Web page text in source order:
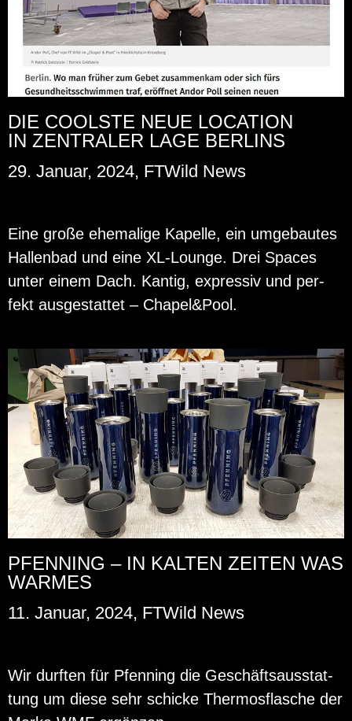
DIE COOLSTE NEUE LOCATION
IN ZENTRALER LAGE BERLINS
29. Januar, 2024, FTWild News
Eine große ehe­ma­li­ge Ka­pel­le, ein um­ge­bau­tes
Hal­len­bad und eine XL-Lounge. Drei Spaces
unter einem Dach. Kan­tig, ex­pres­siv und per­
fekt aus­ge­stat­tet – Cha­pel&Pool.
PFENNING – IN KALTEN ZEITEN WAS
WARMES
11. Januar, 2024, FTWild News
Wir durf­ten für Pfen­ning die Ge­schäfts­aus­stat­
tung um diese sehr schi­cke Ther­mos­fla­sche der